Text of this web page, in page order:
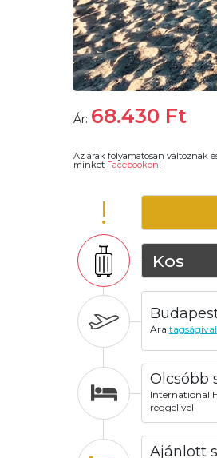
Ár: 68.430 Ft
Az árak folyamatosan változnak
minket Facebookon!
!
Kos
Ára tagságival
Olcsóbb
International
reggelivel
Ajánlott